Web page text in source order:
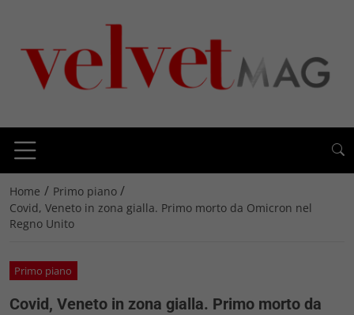
Home / Primo piano /
Covid, Veneto in zona gialla. Primo morto da Omicron nel
Regno Unito
Primo piano
Covid, Veneto in zona gialla. Primo morto da